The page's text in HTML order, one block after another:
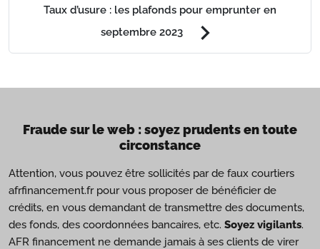
Taux d’usure : les plafonds pour emprunter en
septembre 2023
chevron_right
Fraude sur le web : soyez prudents en toute
circonstance
Attention, vous pouvez être sollicités par de faux courtiers
afrfinancement.fr pour vous proposer de bénéficier de
crédits, en vous demandant de transmettre des documents,
des fonds, des coordonnées bancaires, etc. Soyez vigilants.
AFR financement ne demande jamais à ses clients de virer